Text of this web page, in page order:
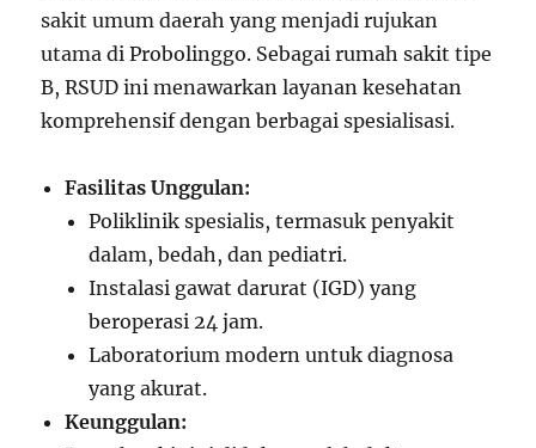
sakit umum daerah yang menjadi rujukan
utama di Probolinggo. Sebagai rumah sakit tipe
B, RSUD ini menawarkan layanan kesehatan
komprehensif dengan berbagai spesialisasi.
Fasilitas Unggulan:
Poliklinik spesialis, termasuk penyakit
dalam, bedah, dan pediatri.
Instalasi gawat darurat (IGD) yang
beroperasi 24 jam.
Laboratorium modern untuk diagnosa
yang akurat.
Keunggulan: